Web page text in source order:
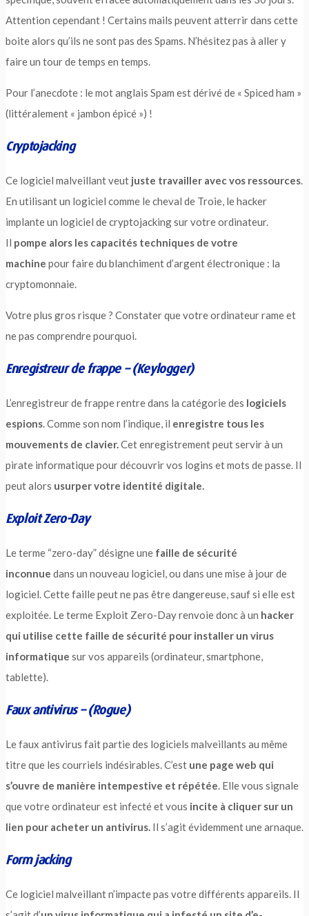
Attention cependant ! Certains mails peuvent atterrir dans cette
boite alors qu’ils ne sont pas des Spams. N’hésitez pas à aller y
faire un tour de temps en temps.
Pour l’anecdote : le mot anglais Spam est dérivé de « Spiced ham »
(littéralement « jambon épicé ») !
Cryptojacking
Ce logiciel malveillant veut juste travailler avec vos ressources.
En utilisant un logiciel comme le cheval de Troie, le hacker
implante un logiciel de cryptojacking sur votre ordinateur.
Il pompe alors les capacités techniques de votre
machine pour faire du blanchiment d’argent électronique : la
cryptomonnaie.
Votre plus gros risque ? Constater que votre ordinateur rame et
ne pas comprendre pourquoi.
Enregistreur de frappe – (Keylogger)
L’enregistreur de frappe rentre dans la catégorie des logiciels
espions. Comme son nom l’indique, il enregistre tous les
mouvements de clavier.Cet enregistrement peut servir à un
pirate informatique pour découvrir vos logins et mots de passe. Il
peut alors usurper votre identité digitale.
Exploit Zero-Day
Le terme “zero-day” désigne une faille de sécurité
inconnue dans un nouveau logiciel, ou dans une mise à jour de
logiciel. Cette faille peut ne pas être dangereuse, sauf si elle est
exploitée. Le terme Exploit Zero-Day renvoie donc à un hacker
qui utilise cette faille de sécurité pour installer un virus
informatique sur vos appareils (ordinateur, smartphone,
tablette).
Faux antivirus – (Rogue)
Le faux antivirus fait partie des logiciels malveillants au même
titre que les courriels indésirables. C’est une page web qui
s’ouvre de manière intempestive et répétée. Elle vous signale
que votre ordinateur est infecté et vous incite à cliquer sur un
lien pour acheter un antivirus. Il s’agit évidemment une arnaque.
Form jacking
Ce logiciel malveillant n’impacte pas votre différents appareils. Il